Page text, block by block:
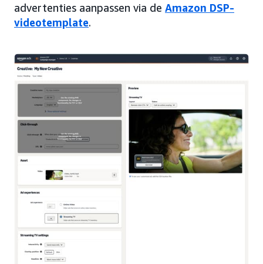
advertenties aanpassen via de Amazon DSP-
videotemplate.